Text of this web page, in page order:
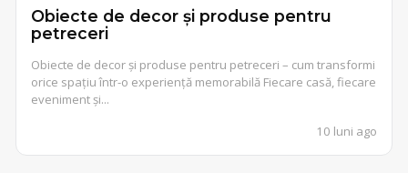
Obiecte de decor și produse pentru
petreceri
Obiecte de decor și produse pentru petreceri – cum transformi
orice spațiu într-o experiență memorabilă Fiecare casă, fiecare
eveniment și...
10 luni ago